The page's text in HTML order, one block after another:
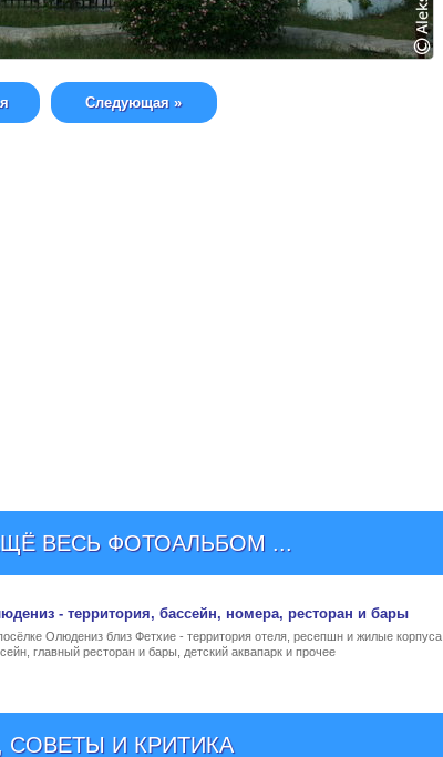
Следующая »
ВЕСЬ ФОТОАЛЬБОМ ...
- территория, бассейн, номера, ресторан и бары
Олюдениз близ Фетхие - территория отеля, ресепшн и жилые корпуса,
главный ресторан и бары, детский аквапарк и прочее
И КРИТИКА